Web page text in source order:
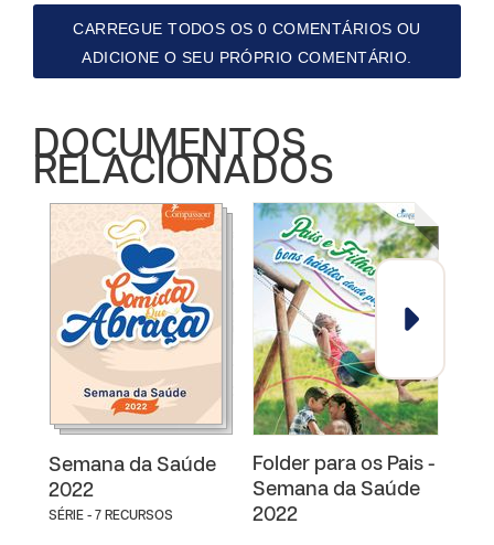
CARREGUE TODOS OS 0 COMENTÁRIOS OU
ADICIONE O SEU PRÓPRIO COMENTÁRIO.
DOCUMENTOS
RELACIONADOS
Semana da Saúde
2022
SÉRIE - 7 RECURSOS
Folder para os Pais -
Semana da Saúde
2022